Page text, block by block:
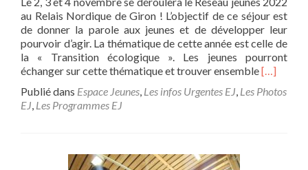
au Relais Nordique de Giron ! L’objectif de ce séjour est
de donner la parole aux jeunes et de développer leur
pourvoir d’agir. La thématique de cette année est celle de
la « Transition écologique ». Les jeunes pourront
échanger sur cette thématique et trouver ensembleEn
plus
[…]
Publié dans Espace Jeunes, Les infos Urgentes EJ, Les Photos
EJ, Les Programmes EJ